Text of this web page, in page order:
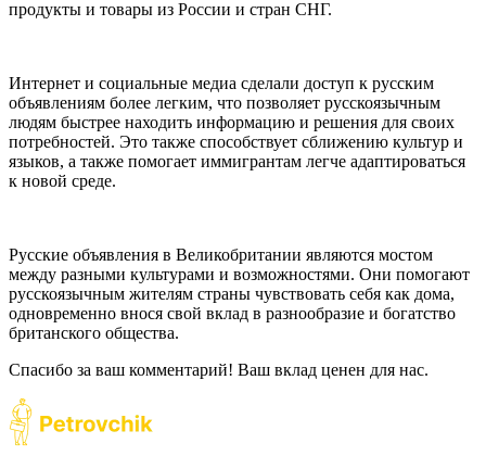
продукты и товары из России и стран СНГ.
Интернет и социальные медиа сделали доступ к русским
объявлениям более легким, что позволяет русскоязычным
людям быстрее находить информацию и решения для своих
потребностей. Это также способствует сближению культур и
языков, а также помогает иммигрантам легче адаптироваться
к новой среде.
Русские объявления в Великобритании являются мостом
между разными культурами и возможностями. Они помогают
русскоязычным жителям страны чувствовать себя как дома,
одновременно внося свой вклад в разнообразие и богатство
британского общества.
Спасибо за ваш комментарий! Ваш вклад ценен для нас.